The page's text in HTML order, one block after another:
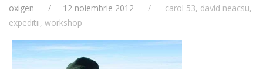
oxigen 12 noiembrie 2012 carol 53, david neacsu,
expeditii, workshop